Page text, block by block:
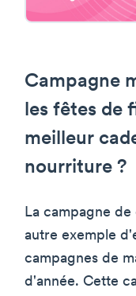
Campagne
les fêtes de
meilleur
nourriture ?
La campagne de
autre exemple
campagnes de
d'année. Cette